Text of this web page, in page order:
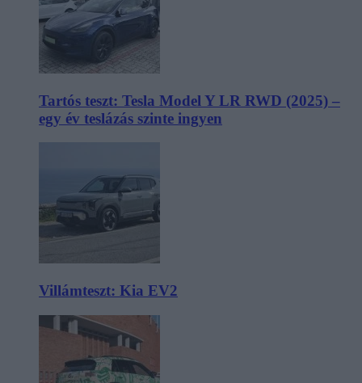
Tartós teszt: Tesla Model Y LR RWD (2025) –
egy év teslázás szinte ingyen
Villámteszt: Kia EV2